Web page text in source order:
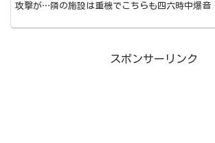
攻撃が…隣の施設は重機でこちらも四六時中爆音
スポンサーリンク